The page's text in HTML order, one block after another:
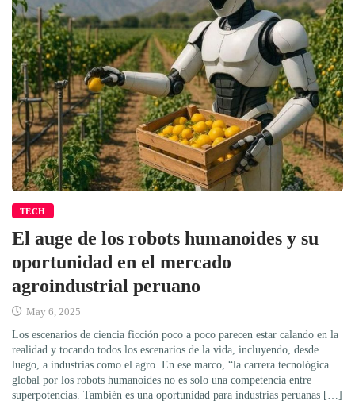
TECH
El auge de los robots humanoides y su
oportunidad en el mercado
agroindustrial peruano
May 6, 2025
Los escenarios de ciencia ficción poco a poco parecen estar calando en la
realidad y tocando todos los escenarios de la vida, incluyendo, desde
luego, a industrias como el agro. En ese marco, “la carrera tecnológica
global por los robots humanoides no es solo una competencia entre
superpotencias. También es una oportunidad para industrias peruanas […]